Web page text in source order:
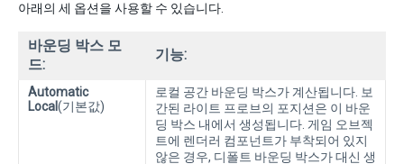
아래의 세 옵션을 사용할 수 있습니다.
바운딩 박스 모
드:
기능:
Automatic
Local(기본값)
로컬 공간 바운딩 박스가 계산됩니다. 보
간된 라이트 프로브의 포지션은 이 바운
딩 박스 내에서 생성됩니다. 게임 오브젝
트에 렌더러 컴포넌트가 부착되어 있지
않은 경우, 디폴트 바운딩 박스가 대신 생